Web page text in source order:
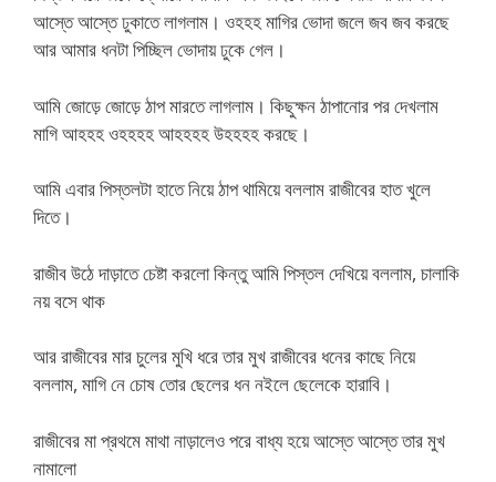
আস্তে আস্তে ঢুকাতে লাগলাম। ওহহহ মাগির ভোদা জলে জব জব করছে
আর আমার ধনটা পিচ্ছিল ভোদায় ঢুকে গেল।
আমি জোড়ে জোড়ে ঠাপ মারতে লাগলাম। কিছুক্ষন ঠাপানোর পর দেখলাম
মাগি আহহহ ওহহহহ আহহহহ উহহহহ করছে।
আমি এবার পিস্তলটা হাতে নিয়ে ঠাপ থামিয়ে বললাম রাজীবের হাত খুলে
দিতে।
রাজীব উঠে দাড়াতে চেষ্টা করলো কিন্তু আমি পিস্তল দেখিয়ে বললাম, চালাকি
নয় বসে থাক
আর রাজীবের মার চুলের মুখি ধরে তার মুখ রাজীবের ধনের কাছে নিয়ে
বললাম, মাগি নে চোষ তোর ছেলের ধন নইলে ছেলেকে হারাবি।
রাজীবের মা প্রথমে মাথা নাড়ালেও পরে বাধ্য হয়ে আস্তে আস্তে তার মুখ
নামালো